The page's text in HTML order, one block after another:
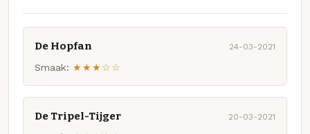
De Hopfan 24-03-2021
Smaak: ★★★☆☆
De Tripel-Tijger 20-03-2021